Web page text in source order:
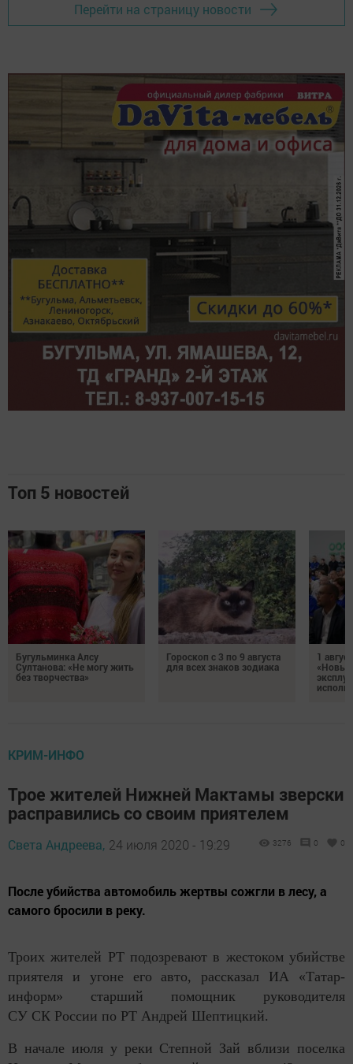
Перейти на страницу новости
Топ 5 новостей
Бугульминка Алсу
Султанова: «Не могу жить
без творчества»
Гороскоп с 3 по 9 августа
для всех знаков зодиака
1
«Новые
КРИМ-ИНФО
Трое жителей Нижней Мактамы зверски
расправились со своим приятелем
Света Андреева, 24 июля 2020 - 19:29 3276 0 0
После убийства автомобиль жертвы сожгли в лесу, а
самого бросили в реку.
Троих жителей РТ подозревают в жестоком убийстве
приятеля и угоне его авто, рассказал ИА «Татар-
информ» старший помощник руководителя
СУ СК России по РТ Андрей Шептицкий.
В начале июля у реки Степной Зай вблизи поселка